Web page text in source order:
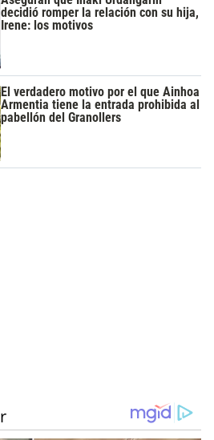
decidió romper la relación con su hija,
Irene: los motivos
El verdadero motivo por el que Ainhoa
Armentia tiene la entrada prohibida al
pabellón del Granollers